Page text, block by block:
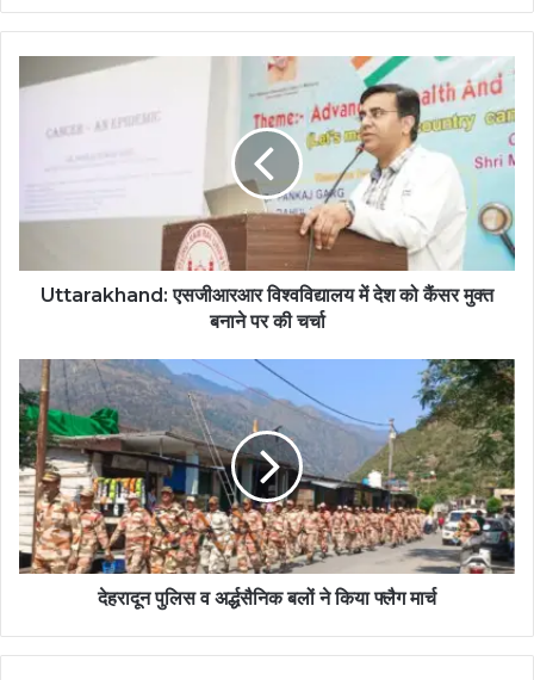
Uttarakhand: एसजीआरआर विश्वविद्यालय में देश को कैंसर मुक्त
बनाने पर की चर्चा
देहरादून पुलिस व अर्द्धसैनिक बलों ने किया फ्लैग मार्च